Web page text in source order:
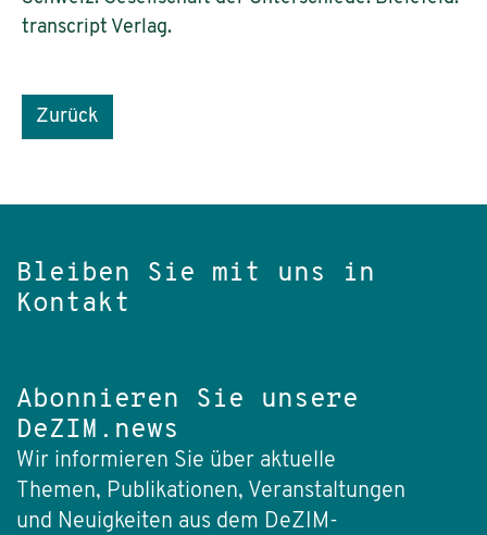
transcript Verlag.
Zurück
Bleiben Sie mit uns in
Kontakt
Abonnieren Sie unsere
DeZIM.news
Wir informieren Sie über aktuelle
Themen, Publikationen, Veranstaltungen
und Neuigkeiten aus dem DeZIM-